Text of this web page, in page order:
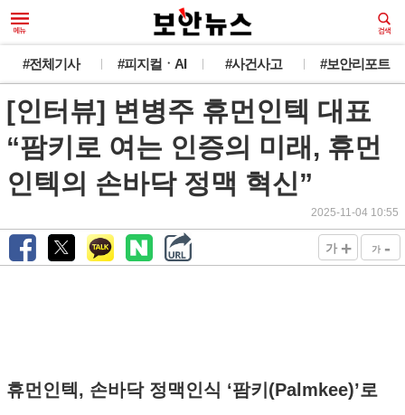
#전체기사 #피지컬ㆍAI #사건사고 #보안리포트
[인터뷰] 변병주 휴먼인텍 대표
“팜키로 여는 인증의 미래, 휴먼
인텍의 손바닥 정맥 혁신”
2025-11-04 10:55
가 + 가 -
휴먼인텍, 손바닥 정맥인식 ‘팜키(Palmkee)’로